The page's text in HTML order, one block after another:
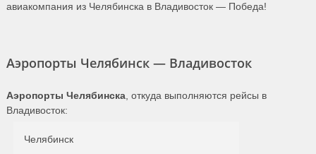
авиакомпания из Челябинска в Владивосток — Победа!
Аэропорты Челябинск — Владивосток
Аэропорты Челябинска , откуда выполняются рейсы в
Владивосток:
Челябинск